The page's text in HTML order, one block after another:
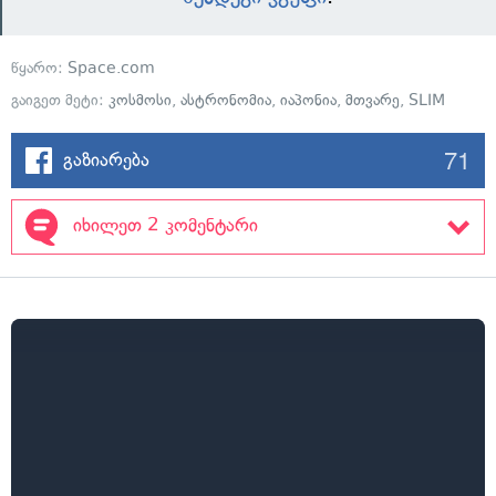
წყარო: Space.com
გაიგეთ მეტი: კოსმოსი, ასტრონომია, იაპონია, მთვარე, SLIM
გაზიარება 71
იხილეთ 2 კომენტარი